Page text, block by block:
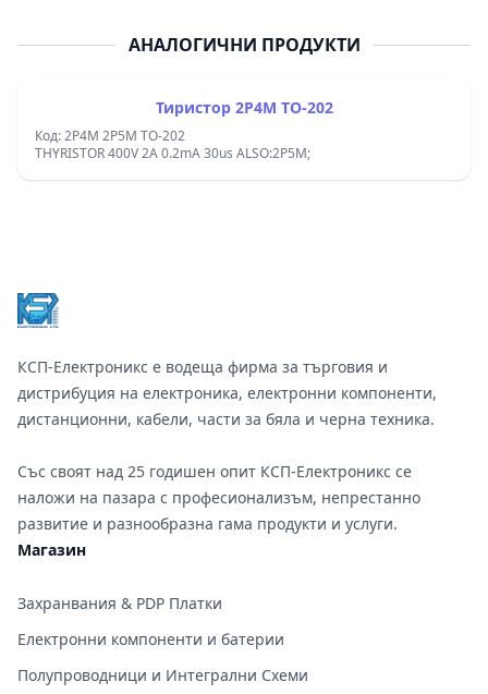
АНАЛОГИЧНИ ПРОДУКТИ
Тиристор 2P4M TO-202
Код: 2P4M 2P5M TO-202
THYRISTOR 400V 2A 0.2mA 30us ALSO:2P5M;
КСП-Електроникс е водеща фирма за търговия и
дистрибуция на електроника, електронни компоненти,
дистанционни, кабели, части за бяла и черна техника.
Със своят над 25 годишен опит КСП-Електроникс се
наложи на пазара с професионализъм, непрестанно
развитие и разнообразна гама продукти и услуги.
Магазин
Захранвания & PDP Платки
Електронни компоненти и батерии
Полупроводници и Интегрални Схеми